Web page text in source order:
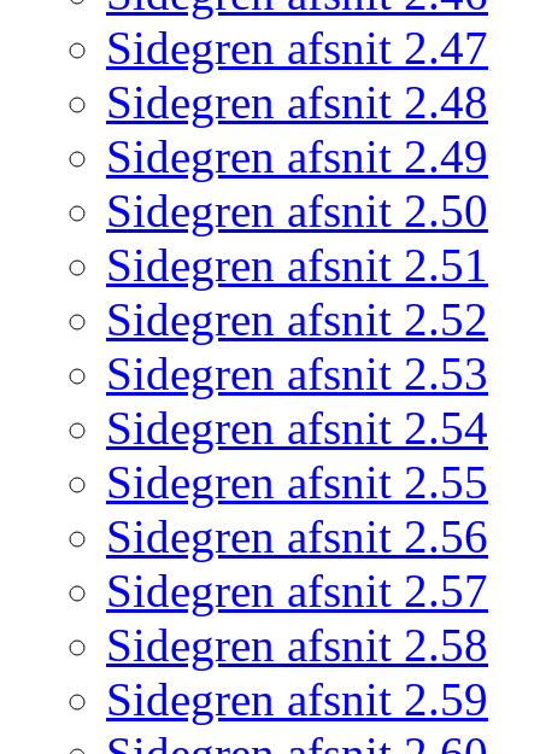
Sidegren afsnit 2.47
Sidegren afsnit 2.48
Sidegren afsnit 2.49
Sidegren afsnit 2.50
Sidegren afsnit 2.51
Sidegren afsnit 2.52
Sidegren afsnit 2.53
Sidegren afsnit 2.54
Sidegren afsnit 2.55
Sidegren afsnit 2.56
Sidegren afsnit 2.57
Sidegren afsnit 2.58
Sidegren afsnit 2.59